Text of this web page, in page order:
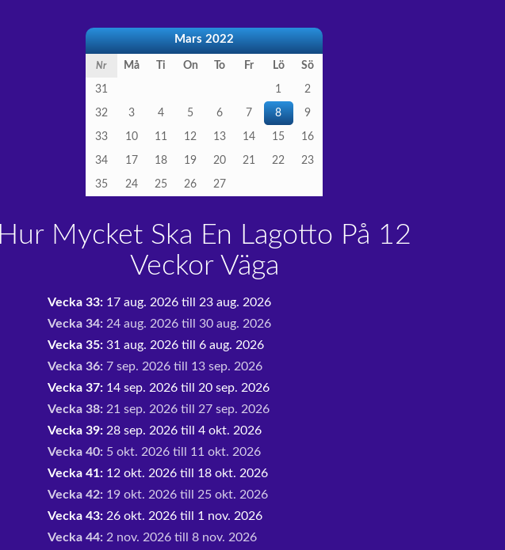
Mars 2022
Nr Må Ti On To Fr Lö Sö
31 1 2
32 3 4 5 6 7 8 9
33 10 11 12 13 14 15 16
34 17 18 19 20 21 22 23
35 24 25 26 27
Hur Mycket Ska En Lagotto På 12
Veckor Väga
Vecka 33: 17 aug. 2026 till 23 aug. 2026
Vecka 34: 24 aug. 2026 till 30 aug. 2026
Vecka 35: 31 aug. 2026 till 6 aug. 2026
Vecka 36: 7 sep. 2026 till 13 sep. 2026
Vecka 37: 14 sep. 2026 till 20 sep. 2026
Vecka 38: 21 sep. 2026 till 27 sep. 2026
Vecka 39: 28 sep. 2026 till 4 okt. 2026
Vecka 40: 5 okt. 2026 till 11 okt. 2026
Vecka 41: 12 okt. 2026 till 18 okt. 2026
Vecka 42: 19 okt. 2026 till 25 okt. 2026
Vecka 43: 26 okt. 2026 till 1 nov. 2026
Vecka 44: 2 nov. 2026 till 8 nov. 2026